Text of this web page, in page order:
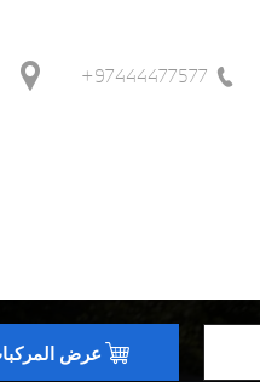
97444477577+
عرض